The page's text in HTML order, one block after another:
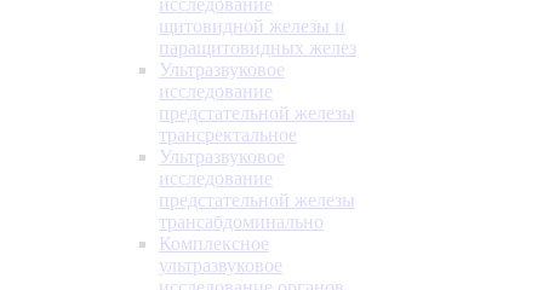
исследование
щитовидной железы и
паращитовидных желез
Ультразвуковое
исследование
предстательной железы
трансректальное
Ультразвуковое
исследование
предстательной железы
трансабдоминально
Комплексное
ультразвуковое